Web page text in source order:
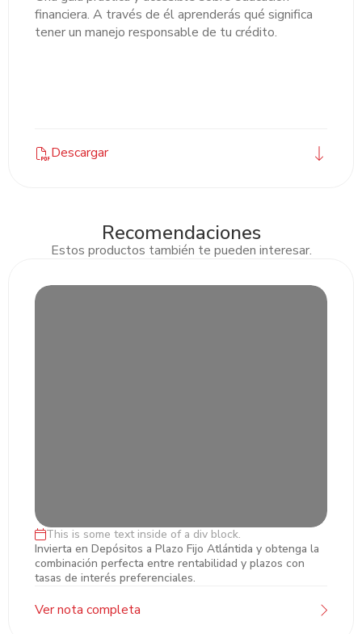
financiera. A través de él aprenderás qué significa
tener un manejo responsable de tu crédito.
Descargar
Recomendaciones
Estos productos también te pueden interesar.
Inversiones en Plazo Fijo
This is some text inside of a div block.
Invierta en Depósitos a Plazo Fijo Atlántida y obtenga la
combinación perfecta entre rentabilidad y plazos con
tasas de interés preferenciales.
Ver nota completa